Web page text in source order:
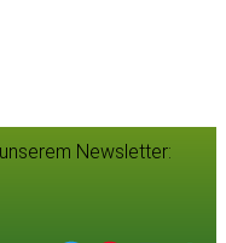
Newsletter: